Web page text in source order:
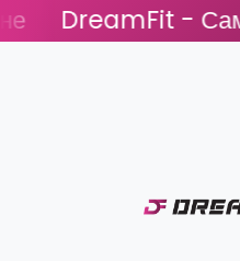
DreamFit -